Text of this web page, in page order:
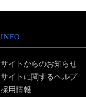
INFO
サイトからのお知らせ
サイトに関するヘルプ
採用情報